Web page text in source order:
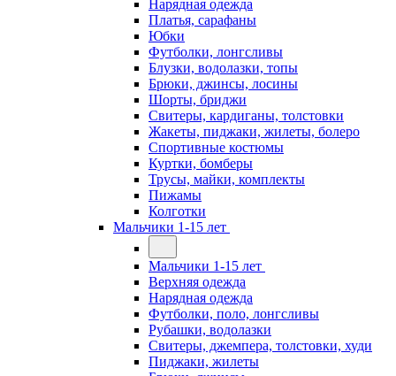
Нарядная одежда
Платья, сарафаны
Юбки
Футболки, лонгсливы
Блузки, водолазки, топы
Брюки, джинсы, лосины
Шорты, бриджи
Свитеры, кардиганы, толстовки
Жакеты, пиджаки, жилеты, болеро
Спортивные костюмы
Куртки, бомберы
Трусы, майки, комплекты
Пижамы
Колготки
Мальчики 1-15 лет
Мальчики 1-15 лет
Верхняя одежда
Нарядная одежда
Футболки, поло, лонгсливы
Рубашки, водолазки
Свитеры, джемпера, толстовки, худи
Пиджаки, жилеты